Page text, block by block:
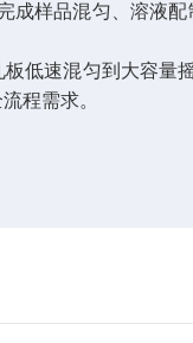
样品混匀、溶液
低速混匀到大容量
程需求。